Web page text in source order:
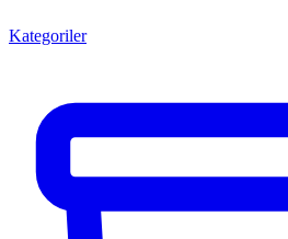
Kategoriler